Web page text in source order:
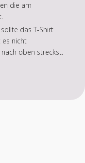
die am
das T-Shirt
es nicht
oben streckst.